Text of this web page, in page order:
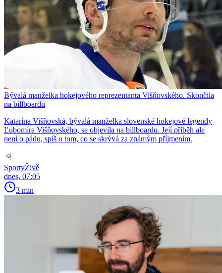
Bývalá manželka hokejového reprezentanta Višňovského. Skončila
na billboardu
Katarína Višňovská, bývalá manželka slovenské hokejové legendy
Ľubomíra Višňovského, se objevila na billboardu. Její příběh ale
není o pádu, spíš o tom, co se skrývá za známým příjmením.
SportyŽivě
dnes, 07:05
3 min